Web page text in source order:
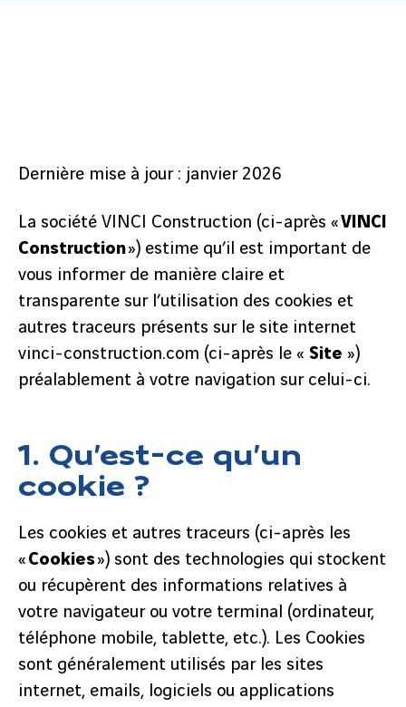
Dernière mise à jour : janvier 2026
La société VINCI Construction (ci-après «VINCI
Construction») estime qu’il est important de
vous informer de manière claire et
transparente sur l’utilisation des cookies et
autres traceurs présents sur le site internet
vinci-construction.com (ci-après le « Site »)
préalablement à votre navigation sur celui-ci.
1. Qu’est-ce qu’un
cookie ?
Les cookies et autres traceurs (ci-après les
«Cookies») sont des technologies qui stockent
ou récupèrent des informations relatives à
votre navigateur ou votre terminal (ordinateur,
téléphone mobile, tablette, etc.). Les Cookies
sont généralement utilisés par les sites
internet, emails, logiciels ou applications